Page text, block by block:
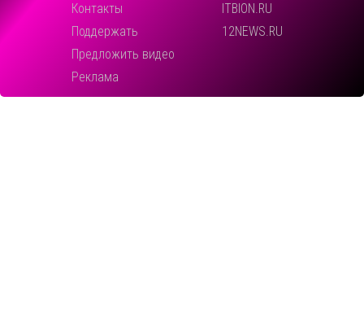
Контакты
Поддержать
Предложить видео
Реклама
ITBION.RU
12NEWS.RU